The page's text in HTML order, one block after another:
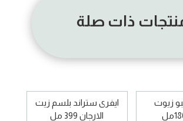
ذات صلة
زيوت
ايفرى ستراند بلسم زيت
الارجان 399 مل